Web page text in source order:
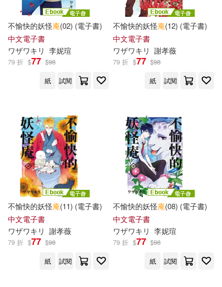
劉華傑(1) 可蕊(1)
史玥琦(1)
周靜，王丹琦(1)
咆哮萬里觸龍門(1)
壁井ユカコ(1) 夜不語(1)
妖魔君(1) 婁鵬宇(1)
宇琦 張南 編著(1)
幼福(1) 接力出版社(1)
政大出版社(1) 文匯出版社(1)
新雨(1) 明天出版社(1)
明日工作室(1) 春天出版社(1)
東方出版社(1) 楓書坊(1)
樂果文化(1)
武漢大學出版社(1)
民主與建設出版社(1)
江蘇鳳凰文藝出版社(1)
不愉快的妖怪庵(02) (電子書)
中文電子書
ワザワキリ 李妮瑄
79 折 $77 $98
紙
試閱
不愉快的妖怪庵(12) (電子書)
中文電子書
ワザワキリ 謝孝薇
79 折 $77 $98
紙
試閱
不愉快的妖怪庵(11) (電子書)
中文電子書
ワザワキリ 謝孝薇
79 折 $77 $98
紙
試閱
不愉快的妖怪庵(08) (電子書)
中文電子書
ワザワキリ 李妮瑄
79 折 $77 $98
紙
試閱